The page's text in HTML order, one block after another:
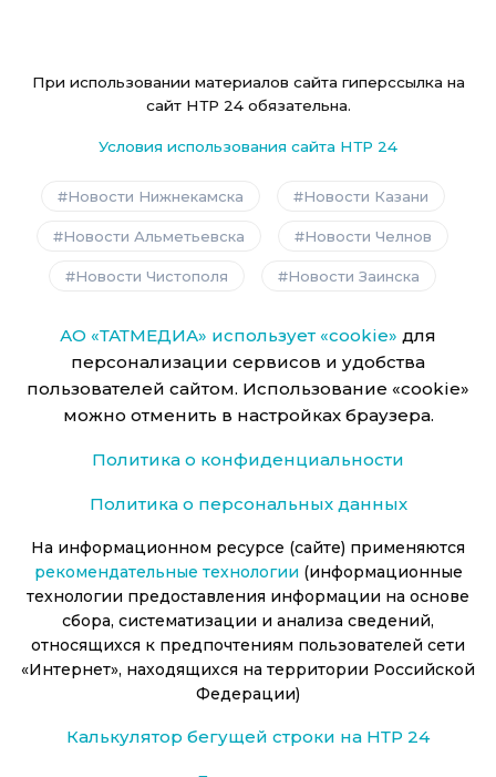
При использовании материалов сайта гиперссылка на
сайт НТР 24 обязательна.
Условия использования сайта НТР 24
Новости Нижнекамска Новости Казани
Новости Альметьевска Новости Челнов
Новости Чистополя Новости Заинска
АО «ТАТМЕДИА» использует «cookie» для
персонализации сервисов и удобства
пользователей сайтом. Использование «cookie»
можно отменить в настройках браузера.
Политика о конфиденциальности
Политика о персональных данных
На информационном ресурсе (сайте) применяются
рекомендательные технологии (информационные
технологии предоставления информации на основе
сбора, систематизации и анализа сведений,
относящихся к предпочтениям пользователей сети
«Интернет», находящихся на территории Российской
Федерации)
Калькулятор бегущей строки на НТР 24